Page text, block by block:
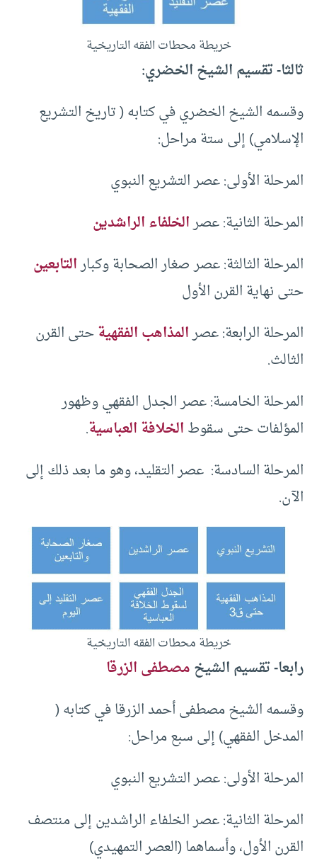
خريطة محطات الفقه التاريخية
ثالثا- تقسيم الشيخ الخضري:
وقسمه الشيخ الخضري في كتابه ( تاريخ التشريع
الإسلامي) إلى ستة مراحل:
المرحلة الأولى: عصر التشريع النبوي
المرحلة الثانية: عصرالخلفاء الراشدين
المرحلة الثالثة: عصر صغار الصحابة وكبارالتابعين
حتى نهاية القرن الأول
المرحلة الرابعة: عصرالمذاهب الفقهيةحتى القرن
الثالث.
المرحلة الخامسة: عصر الجدل الفقهي وظهور
المؤلفات حتى سقوطالخلافة العباسية.
المرحلة السادسة: عصر التقليد، وهو ما بعد ذلك إلى
الآن.
خريطة محطات الفقه التاريخية
رابعا- تقسيم الشيخمصطفى الزرقا
وقسمه الشيخ مصطفى أحمد الزرقا في كتابه (
المدخل الفقهي) إلى سبع مراحل:
المرحلة الأولى: عصر التشريع النبوي
المرحلة الثانية: عصر الخلفاء الراشدين إلى منتصف
القرن الأول، وأسماهما (العصر التمهيدي)